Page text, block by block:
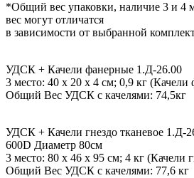
*Общий вес упаковки, наличие 3 и 4
вес могут отличатся
в зависимости от выбранной
УДСК + Качели фанерные 1.Д-26.00
3 место: 40 х 20 х 4 см; 0,9 кг (Качели
Общий Вес УДСК с качелями: 74,5кг
УДСК + Качели гнездо тканевое 1.Д-
600D Диаметр 80см
3 место: 80 х 46 х 95 см; 4 кг (Качели
Общий Вес УДСК с качелями: 77,6 кг